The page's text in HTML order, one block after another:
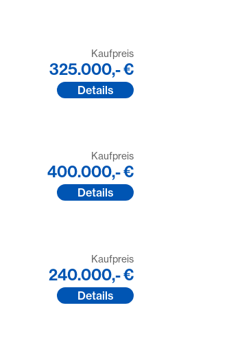
Kaufpreis
325.000,- €
Details
Kaufpreis
400.000,- €
Details
Kaufpreis
240.000,- €
Details